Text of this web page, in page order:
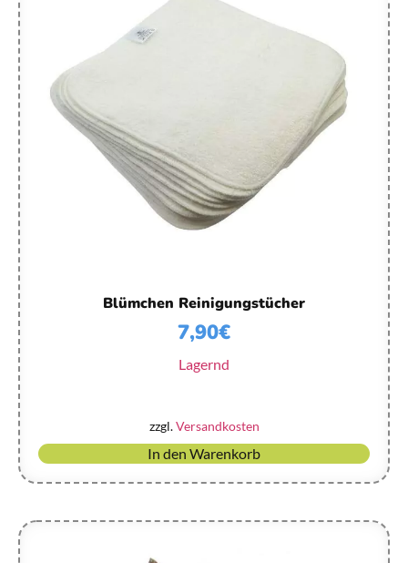
Blümchen Reinigungstücher
7,90€
Lagernd
zzgl.Versandkosten
In den Warenkorb